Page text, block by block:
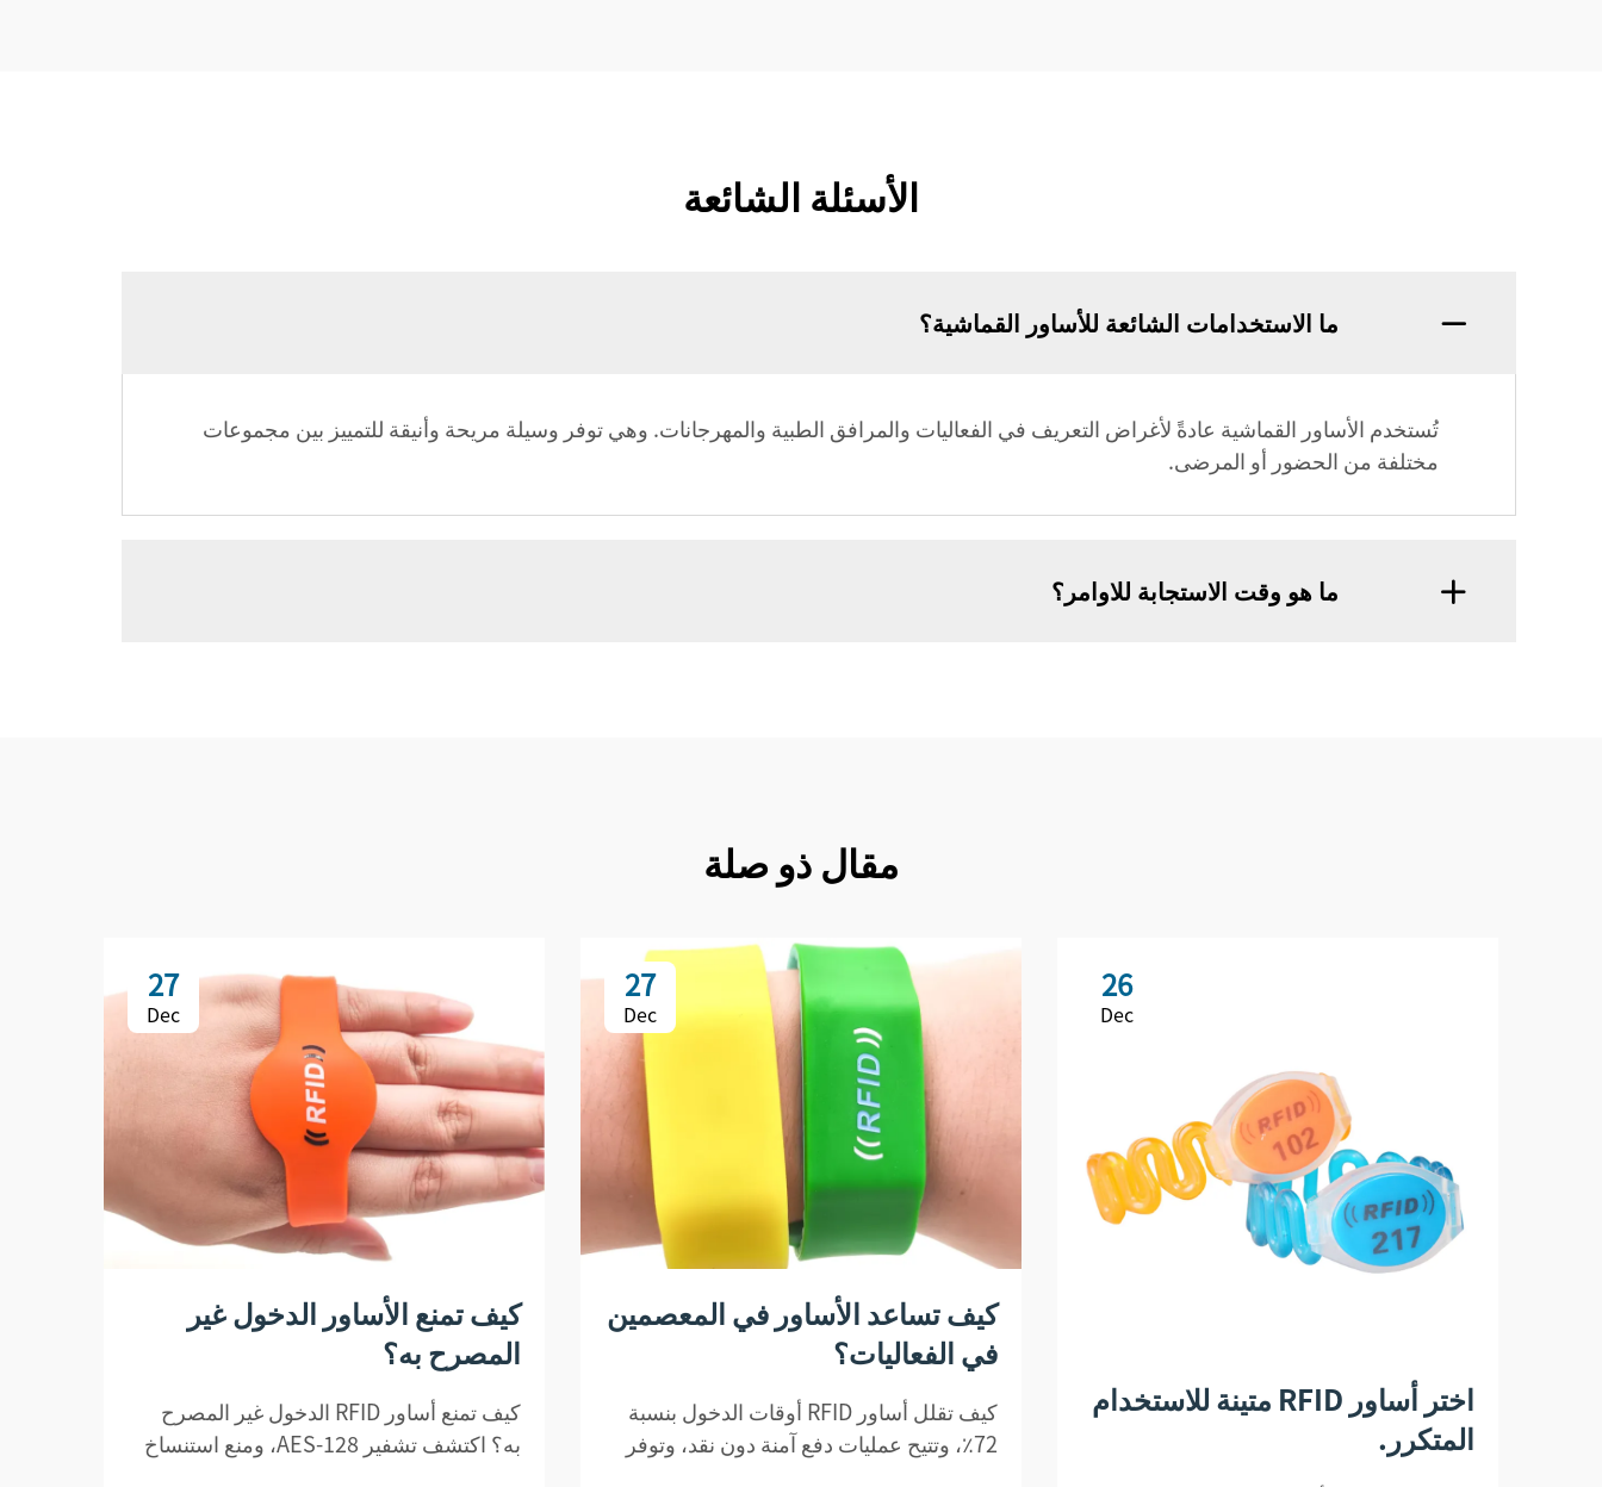
الأسئلة الشائعة
ما الاستخدامات الشائعة للأساور القماشية؟
تُستخدم الأساور القماشية عادةً لأغراض التعريف في الفعاليات والمرافق الطبية والمهرجانات. وهي توفر وسيلة مريحة وأنيقة للتمييز بين مجموعات
مختلفة من الحضور أو المرضى.
ما هو وقت الاستجابة للاوامر؟
مقال ذو صلة
26
Dec
اختر أساور RFID متينة للاستخدام
المتكرر.
27
Dec
كيف تساعد الأساور في المعصمين
في الفعاليات؟
كيف تقلل أساور RFID أوقات الدخول بنسبة
72٪، وتتيح عمليات دفع آمنة دون نقد، وتوفر
27
Dec
كيف تمنع الأساور الدخول غير
المصرح به؟
كيف تمنع أساور RFID الدخول غير المصرح
به؟ اكتشف تشفير AES-128، ومنع استنساخ